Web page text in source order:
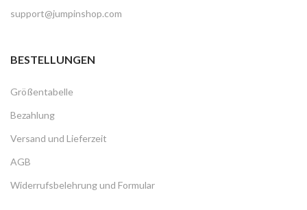
support@jumpinshop.com
BESTELLUNGEN
Größentabelle
Bezahlung
Versand und Lieferzeit
AGB
Widerrufsbelehrung und Formular